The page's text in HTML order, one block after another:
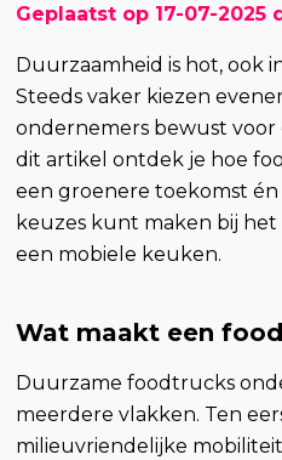
Geplaatst op 17-07-2025
Duurzaamheid is hot, ook
Steeds vaker kiezen
ondernemers bewust
dit artikel ontdek je hoe
een groenere toekomst
keuzes kunt maken bij
een mobiele keuken.
Wat maakt een
Duurzame foodtrucks
meerdere vlakken. Ten
milieuvriendelijke